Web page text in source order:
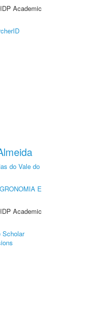
Academic
do Vale do
E
Academic
Scholar